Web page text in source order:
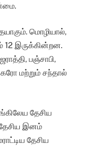
மொழியால்,
12 இருக்கின்றன.
பஞ்சாபி,
கரோ மற்றும் சந்தால்
தேசிய
இனம்
தேசிய